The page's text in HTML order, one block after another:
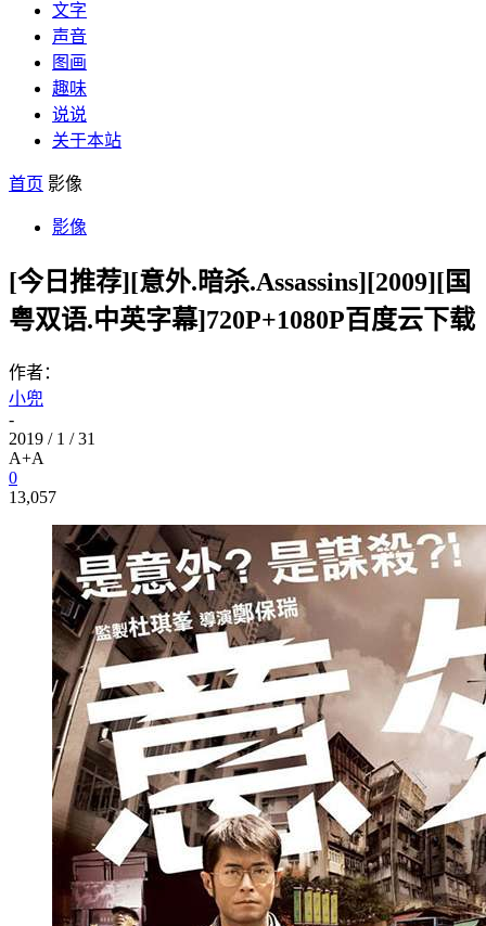
文字
声音
图画
趣味
说说
关于本站
首页 影像
影像
[今日推荐][意外.暗杀.Assassins][2009][国
粤双语.中英字幕]720P+1080P百度云下载
作者：
小兜
-
2019 / 1 / 31
A+A
0
13,057